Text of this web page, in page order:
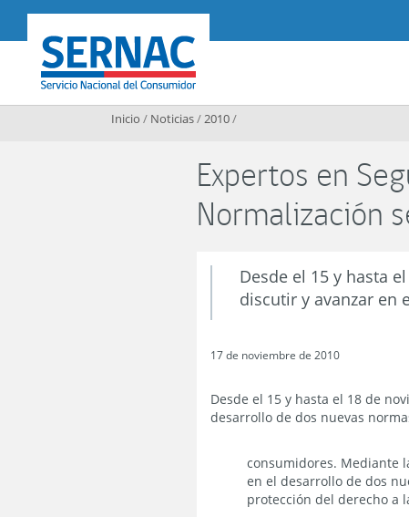
SERNAC
Inicio / Noticias/2010/
Expertos en
Normalización
Desde el 15 y hasta
discutir y avanzar en
17 de noviembre de 2010
Desde el 15 y hasta el 18 de
desarrollo de dos nuevas
consumidores. Mediante
en el desarrollo de dos
protección del derecho a